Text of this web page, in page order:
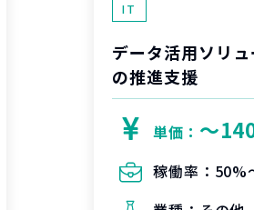
IT
データ活用ソリ
の推進支援
単価： 〜
稼働率： 50%